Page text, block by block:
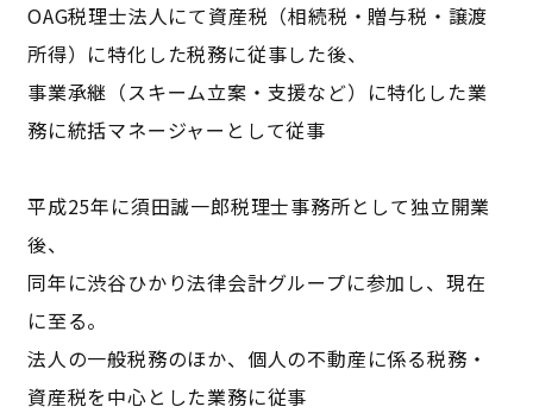
OAG税理士法人にて資産税（相続税・贈与税・譲渡
所得）に特化した税務に従事した後、
事業承継（スキーム立案・支援など）に特化した業
務に統括マネージャーとして従事
平成25年に須田誠一郎税理士事務所として独立開業
後、
同年に渋谷ひかり法律会計グループに参加し、現在
に至る。
法人の一般税務のほか、個人の不動産に係る税務・
資産税を中心とした業務に従事